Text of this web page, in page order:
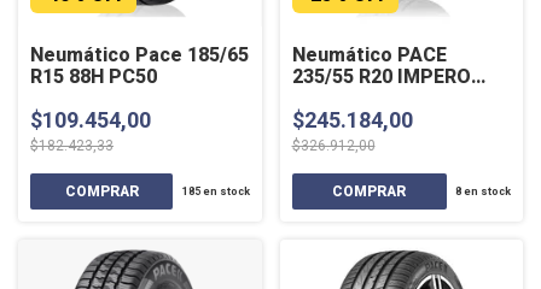
Neumático Pace 185/65
R15 88H PC50
$109.454,00
$182.423,33
185en stock
Neumático PACE
235/55 R20 IMPERO
$245.184,00
$326.912,00
8 en stock